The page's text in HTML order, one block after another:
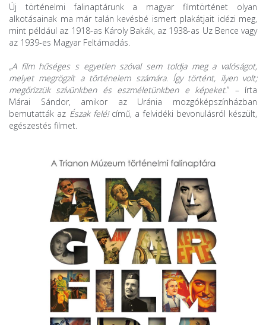
Új történelmi falinaptárunk a magyar filmtörténet olyan
alkotásainak ma már talán kevésbé ismert plakátjait idézi meg,
mint például az 1918-as Károly Bakák, az 1938-as Uz Bence vagy
az 1939-es Magyar Feltámadás.
„A film hűséges s egyetlen szóval sem toldja meg a valóságot,
melyet megrögzít a történelem számára. Így történt, ilyen volt;
megőrizzük szívünkben és eszméletünkben e képeket.” – írta
Márai Sándor, amikor az Uránia mozgóképszínházban
bemutatták az Észak felé!című, a felvidéki bevonulásról készült,
egészestés filmet.